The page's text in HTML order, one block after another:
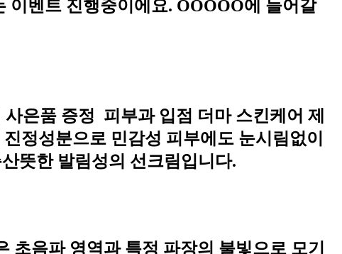
이벤트 진행중이에요. OOOOO에 들어갈
은품 증정 ️ 피부과 입점 더마 스킨케어 제
정성분으로 민감성 피부에도 눈시림없이
뜻한 발림성의 선크림입니다.
음파 영역과 특정 파장의 불빛으로 모기